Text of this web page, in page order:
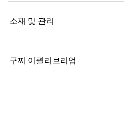
소재 및 관리
구찌 이퀄리브리엄